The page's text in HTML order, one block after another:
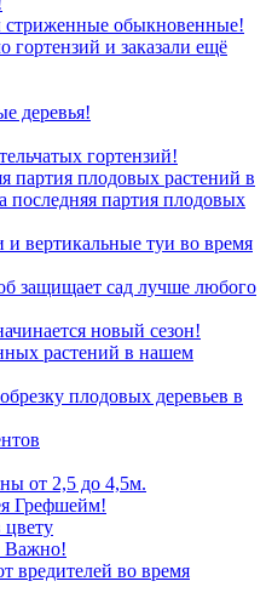
стриженные обыкновенные!
и заказали ещё
деревья!
гортензий!
партия плодовых растений в
последняя партия плодовых
вертикальные туи во время
защищает сад лучше любого
новый сезон!
растений в нашем
плодовых деревьев в
от 2,5 до 4,5м.
Грефшейм!
цвету
Важно!
вредителей во время